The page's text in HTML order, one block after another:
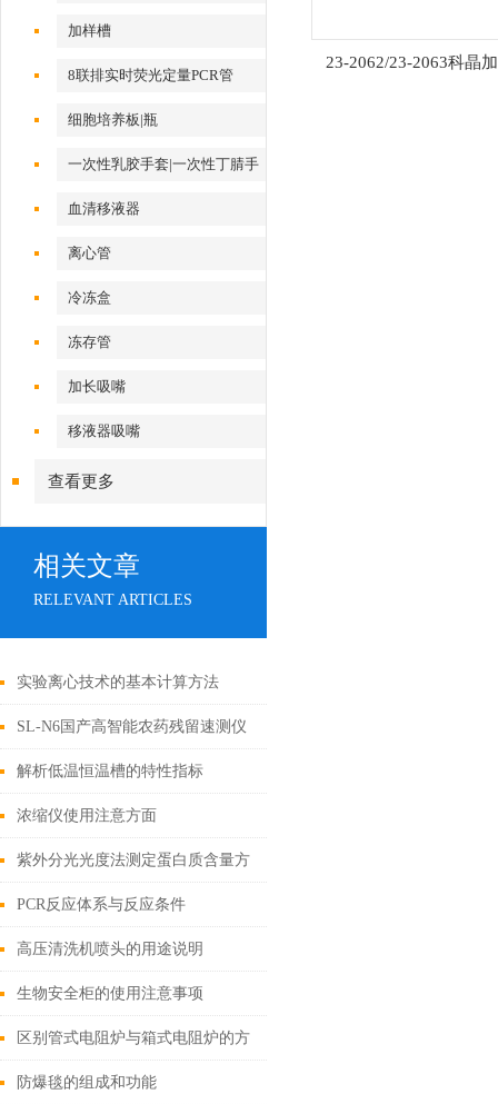
加样槽
8联排实时荧光定量PCR管
细胞培养板|瓶
一次性乳胶手套|一次性丁腈手
血清移液器
离心管
冷冻盒
冻存管
加长吸嘴
移液器吸嘴
查看更多
相关文章
RELEVANT ARTICLES
实验离心技术的基本计算方法
SL-N6国产高智能农药残留速测仪
技术参数
解析低温恒温槽的特性指标
浓缩仪使用注意方面
紫外分光光度法测定蛋白质含量方
法
PCR反应体系与反应条件
高压清洗机喷头的用途说明
生物安全柜的使用注意事项
区别管式电阻炉与箱式电阻炉的方
法
防爆毯的组成和功能
23-2062/23-2063科晶